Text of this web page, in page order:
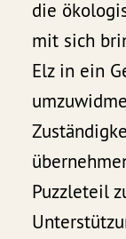
die
mit sich
Elz in ein
Puzzleteil